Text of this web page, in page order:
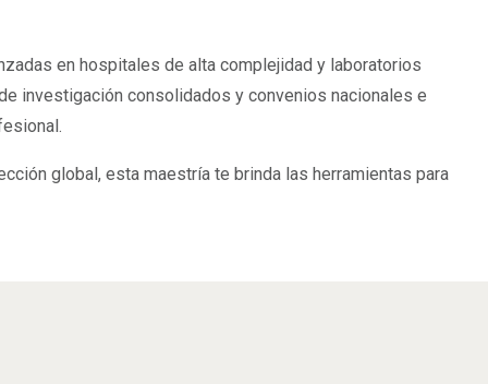
en hospitales de alta complejidad y laboratorios
investigación consolidados y convenios nacionales e
global, esta maestría te brinda las herramientas para